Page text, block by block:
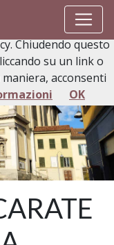
questo utilizzati si
ed utili
Chiudendo questo
su un link o
acconsenti
OK